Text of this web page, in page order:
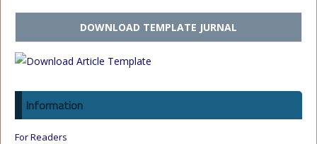
DOWNLOAD TEMPLATE JURNAL
Information
For Readers